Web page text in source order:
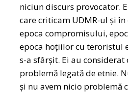
niciun discurs provocator.
care criticam UDMR-ul și în
epoca compromisului,
epoca hoțiilor cu teroristul
s-a sfârșit. Ei au considerat
problemă legată de etnie.
și nu avem nicio problemă